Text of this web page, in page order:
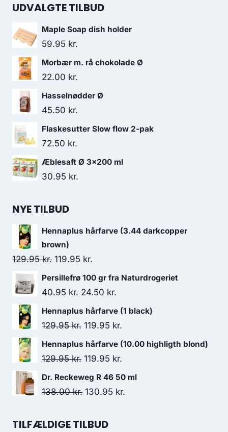
UDVALGTE TILBUD
Maple Soap dish holder
59.95 kr.
Morbær m. rå chokolade Ø
22.00 kr.
Hasselnødder Ø
45.50 kr.
Flaskesutter Slow flow 2-pak
72.50 kr.
Æblesaft Ø 3x200 ml
30.95 kr.
NYE TILBUD
Hennaplus hårfarve (3.44 darkcopper
brown)
129.95kr. Den
oprindelige
pris
129.95 kr..
119.95 kr.
aktuelle
pris
er:
119.95 kr..
Persillefrø 100 gr fra Naturdrogeriet
40.95kr. Den
oprindelige
pris
var:
40.95 kr..
24.50 kr.
aktuelle
pris
er:
Hennaplus hårfarve (1 black)
129.95kr. Den
oprindelige
pris
129.95 kr..
119.95 kr.
aktuelle
Hennaplus hårfarve (10.00 highligth blond)
129.95kr. Den
oprindelige
pris
129.95 kr..
119.95 kr.
aktuelle
pris
Dr. Reckeweg R 46 50 ml
138.00kr. Den
pris
130.95 kr.
TILFÆLDIGE TILBUD